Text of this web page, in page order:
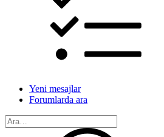
Yeni mesajlar
Forumlarda ara